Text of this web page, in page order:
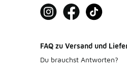
FAQ zu Versand und
Du brauchst Antworten?